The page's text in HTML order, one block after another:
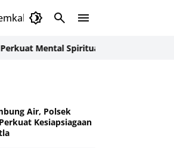
Murung Raya
Spiritual Personel, Polda Kalteng
Air, Polsek
Kesiapsiagaan